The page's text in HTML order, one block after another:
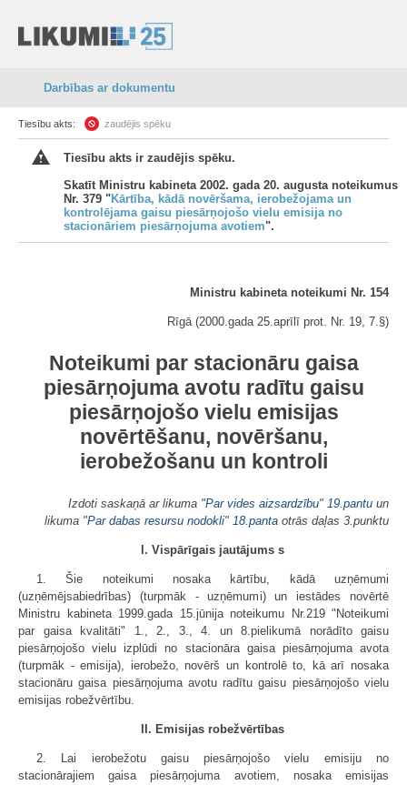
Darbības ar dokumentu
Tiesību akts: zaudējis spēku
Tiesību akts ir zaudējis spēku.
Skatīt Ministru kabineta 2002. gada 20. augusta noteikumus
Nr. 379 "Kārtība, kādā novēršama, ierobežojama un
kontrolējama gaisu piesārņojošo vielu emisija no
stacionāriem piesārņojuma avotiem".
Ministru kabineta noteikumi Nr. 154
Rīgā (2000.gada 25.aprīlī prot. Nr. 19, 7.§)
Noteikumi par stacionāru gaisa
piesārņojuma avotu radītu gaisu
piesārņojošo vielu emisijas
novērtēšanu, novēršanu,
ierobežošanu un kontroli
Izdoti saskaņā ar likuma "Par vides aizsardzību" 19.pantu un
likuma "Par dabas resursu nodokli" 18.panta otrās daļas 3.punktu
I. Vispārīgais jautājums s
1. Šie noteikumi nosaka kārtību, kādā uzņēmumi
(uzņēmējsabiedrības) (turpmāk - uzņēmumi) un iestādes novērtē
Ministru kabineta 1999.gada 15.jūnija noteikumu Nr.219 "Noteikumi
par gaisa kvalitāti" 1., 2., 3., 4. un 8.pielikumā norādīto gaisu
piesārņojošo vielu izplūdi no stacionāra gaisa piesārņojuma avota
(turpmāk - emisija), ierobežo, novērš un kontrolē to, kā arī nosaka
stacionāru gaisa piesārņojuma avotu radītu gaisu piesārņojošo vielu
emisijas robežvērtību.
II. Emisijas robežvērtības
2. Lai ierobežotu gaisu piesārņojošo vielu emisiju no
stacionārajiem gaisa piesārņojuma avotiem, nosaka emisijas